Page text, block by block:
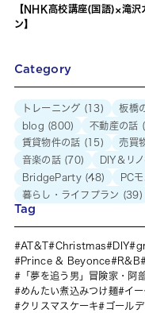
【NHK高校講座(国語)×滝沢
ン】
Category
トレーニング (13) 板橋
blog (800) 不動産の話
賃貸物件の話 (15) 売買
音楽の話(70) DIY＆リ
BridgeParty(48) PC
暮らし・ライフプラン (39)
Tag
AT&T Christmas DIY
Prince & Beyonce
R&B
「夢を追う男」冒険家・阿
めんたい煮込みつけ麺
イ
クリスマスケーキ
ゴール